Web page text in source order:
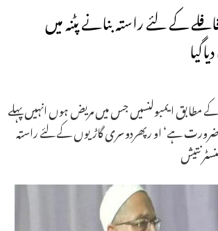
کے لئے راستہ بنانے پٹنہ میں
مطابق ایمبولنسیں جس میں مریض ہوں انہیں پہلے
ہے‘ او رپھردوسری گاڑیوں کے لئے راستہ